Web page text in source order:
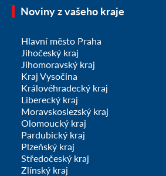
Noviny z vašeho kraje
Hlavní město Praha
Jihočeský kraj
Jihomoravský kraj
Kraj Vysočina
Královéhradecký kraj
Liberecký kraj
Moravskoslezský kraj
Olomoucký kraj
Pardubický kraj
Plzeňský kraj
Středočeský kraj
Zlínský kraj